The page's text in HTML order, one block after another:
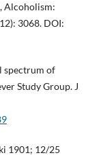
Alcoholism:
3068. DOI:
spectrum of
Study Group. J
1901; 12/25